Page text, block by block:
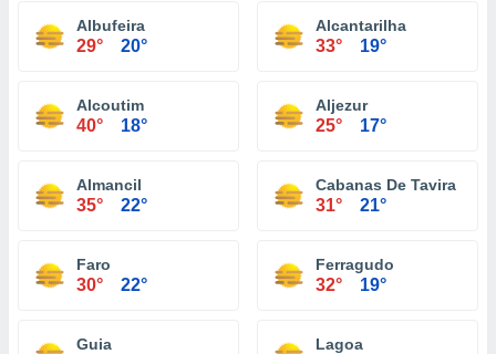
Albufeira
29° 20°
Alcantarilha
33° 19°
Alcoutim
40° 18°
Aljezur
25° 17°
Almancil
35° 22°
Cabanas De Tavira
31° 21°
Faro
30° 22°
Ferragudo
32° 19°
Guia Lagoa